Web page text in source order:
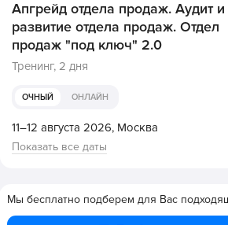
Апгрейд отдела продаж. Аудит и
развитие отдела продаж. Отдел
продаж "под ключ" 2.0
Тренинг, 2 дня
ОЧНЫЙ ОНЛАЙН
11–12 августа 2026, Москва
Показать все даты
Мы бесплатно подберем для Вас